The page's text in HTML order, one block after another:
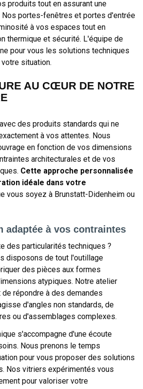
produits tout en assurant une
Nos portes-fenêtres et portes d'entrée
à vos espaces tout en
thermique et sécurité. L'équipe de
pour vous les solutions techniques
situation.
AU CŒUR DE NOTRE
des produits standards qui ne
à vos attentes. Nous
en fonction de vos dimensions
architecturales et de vos
Cette approche personnalisée
idéale dans votre
vous soyez à Brunstatt-Didenheim ou
adaptée à vos contraintes
des particularités techniques ?
disposons de tout l'outillage
des pièces aux formes
atypiques. Notre atelier
répondre à des demandes
d'angles non standards, de
ou d'assemblages complexes.
s'accompagne d'une écoute
Nous prenons le temps
pour vous proposer des solutions
Nos vitriers expérimentés vous
pour valoriser votre